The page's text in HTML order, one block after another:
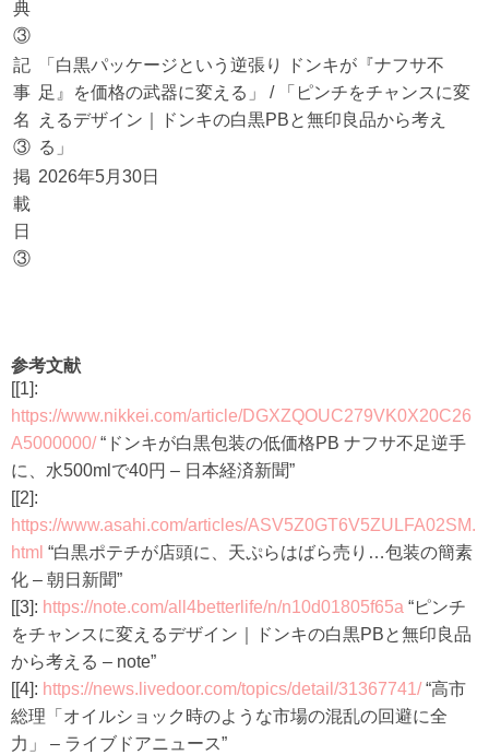
典
③
記
事
名
③
「白黒パッケージという逆張り ドンキが『ナフサ不
足』を価格の武器に変える」 / 「ピンチをチャンスに変
えるデザイン｜ドンキの白黒PBと無印良品から考え
る」
掲
載
日
③
2026年5月30日
参考文献
[[1]:
https://www.nikkei.com/article/DGXZQOUC279VK0X20C26
A5000000/“ドンキが白黒包装の低価格PB ナフサ不足逆手
に、水500mlで40円 – 日本経済新聞”
[[2]:
https://www.asahi.com/articles/ASV5Z0GT6V5ZULFA02SM.
html “白黒ポテチが店頭に、天ぷらはばら売り…包装の簡素
化 – 朝日新聞”
[[3]: https://note.com/all4betterlife/n/n10d01805f65a “ピンチ
をチャンスに変えるデザイン｜ドンキの白黒PBと無印良品
から考える – note”
[[4]: https://news.livedoor.com/topics/detail/31367741/“高市
総理「オイルショック時のような市場の混乱の回避に全
力」 – ライブドアニュース”